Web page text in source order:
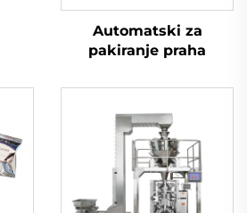
Automatski za
pakiranje praha